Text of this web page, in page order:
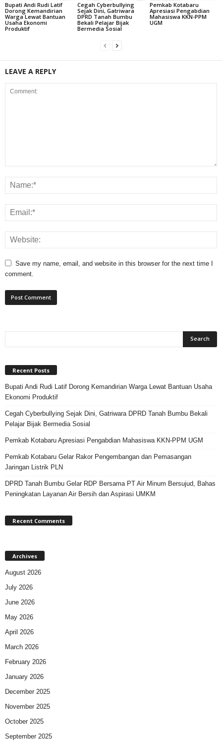
Bupati Andi Rudi Latif
Dorong Kemandirian
Warga Lewat Bantuan
Usaha Ekonomi
Produktif
Cegah Cyberbullying
Sejak Dini, Gatriwara
DPRD Tanah Bumbu
Bekali Pelajar Bijak
Bermedia Sosial
Pemkab Kotabaru
Apresiasi Pengabdian
Mahasiswa KKN-PPM
UGM
LEAVE A REPLY
Save my name, email, and website in this browser for the next time I
comment.
Recent Posts
Bupati Andi Rudi Latif Dorong Kemandirian Warga Lewat Bantuan Usaha
Ekonomi Produktif
Cegah Cyberbullying Sejak Dini, Gatriwara DPRD Tanah Bumbu Bekali
Pelajar Bijak Bermedia Sosial
Pemkab Kotabaru Apresiasi Pengabdian Mahasiswa KKN-PPM UGM
Pemkab Kotabaru Gelar Rakor Pengembangan dan Pemasangan
Jaringan Listrik PLN
DPRD Tanah Bumbu Gelar RDP Bersama PT Air Minum Bersujud, Bahas
Peningkatan Layanan Air Bersih dan Aspirasi UMKM
Recent Comments
Archives
August 2026
July 2026
June 2026
May 2026
April 2026
March 2026
February 2026
January 2026
December 2025
November 2025
October 2025
September 2025